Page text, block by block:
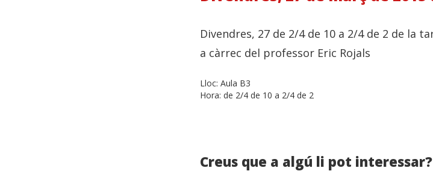
Divendres, 27 de 2/4 de 10 a 2/4 de 2 de la
a càrrec del professor Eric Rojals
Lloc: Aula B3
Hora: de 2/4 de 10 a 2/4 de 2
Creus que a algú li pot